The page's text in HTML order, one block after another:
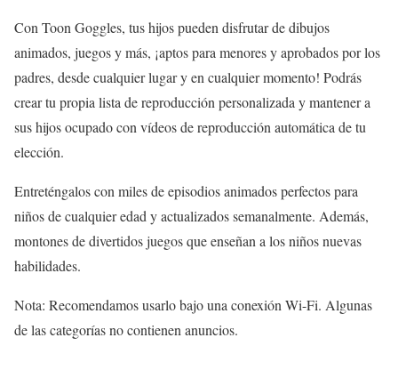
Con Toon Goggles, tus hijos pueden disfrutar de dibujos
animados, juegos y más, ¡aptos para menores y aprobados por los
padres, desde cualquier lugar y en cualquier momento! Podrás
crear tu propia lista de reproducción personalizada y mantener a
sus hijos ocupado con vídeos de reproducción automática de tu
elección.
Entreténgalos con miles de episodios animados perfectos para
niños de cualquier edad y actualizados semanalmente. Además,
montones de divertidos juegos que enseñan a los niños nuevas
habilidades.
Nota: Recomendamos usarlo bajo una conexión Wi-Fi. Algunas
de las categorías no contienen anuncios.